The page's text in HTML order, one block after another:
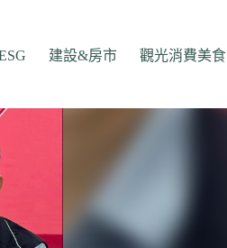
建設&房市 觀光消費美食